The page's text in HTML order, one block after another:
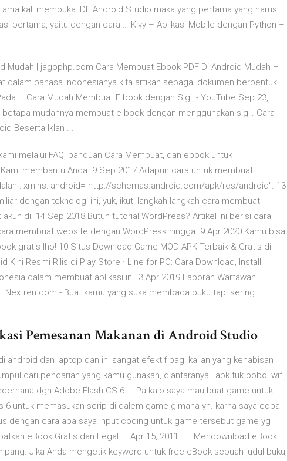
kali membuka IDE Android Studio maka yang pertama yang harus
pertama, yaitu dengan cara … Kivy – Aplikasi Mobile dengan Python –
Mudah | jagophp.com Cara Membuat Ebook PDF Di Android Mudah –
dalam bahasa Indonesianya kita artikan sebagai dokumen berbentuk
… Cara Mudah Membuat E book dengan Sigil - YouTube Sep 23,
betapa mudahnya membuat e-book dengan menggunakan sigil. Cara
Beserta Iklan ...
melalui FAQ, panduan Cara Membuat, dan ebook untuk
membantu Anda 9 Sep 2017 Adapun cara untuk membuat
: xmlns: android="http://schemas.android.com/apk/res/android". 13
dengan teknologi ini, yuk, ikuti langkah-langkah cara membuat
di 14 Sep 2018 Butuh tutorial WordPress? Artikel ini berisi cara
membuat website dengan WordPress hingga 9 Apr 2020 Kamu bisa
gratis lho! 10 Situs Download Game MOD APK Terbaik & Gratis di
Kini Resmi Rilis di Play Store · Line for PC: Cara Download, Install
dalam membuat aplikasi ini. 3 Apr 2019 Laporan Wartawan
Nextren.com - Buat kamu yang suka membaca buku tapi sering
Pemesanan Makanan di Android Studio
android dan laptop dan ini sangat efektif bagi kalian yang kehabisan
dari pencarian yang kamu gunakan, diantaranya : apk tuk bobol wifi,
dgn Adobe Flash CS 6 ... Pa kalo saya mau buat game untuk
untuk memasukan scrip di dalem game gimana yh. karna saya coba
dengan cara apa saya input coding untuk game tersebut game yg
eBook Gratis dan Legal ... Apr 15, 2011 · – Mendownload eBook
Jika Anda mengetik keyword untuk free eBook sebuah judul buku,